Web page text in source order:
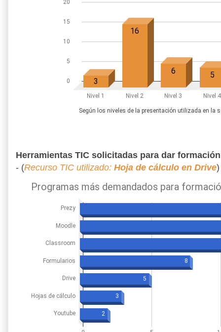
Herramientas TIC solicitadas para dar
- (Recurso TIC utilizado: Hoja de cálculo en Drive)